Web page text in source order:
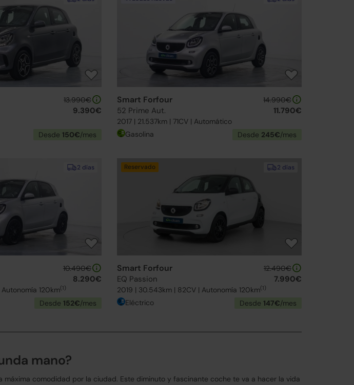
13.990€
9.390€
Desde 150€/mes
Smart Forfour
52 Prime Aut.
2017 | 21.537km | 71CV | Automático
14.990€
11.790€
Gasolina Desde 245€/mes
2 días
120km(1)
10.490€
8.290€
Desde 152€/mes
2 días
Reservado
Smart Forfour
EQ Passion
2019 | 30.543km | 82CV | Autonomía 120km(1)
12.490€
7.990€
Eléctrico Desde 147€/mes
mano?
comodidad por la ciudad. Este diminuto y fascinante coche te va a hacer la vida